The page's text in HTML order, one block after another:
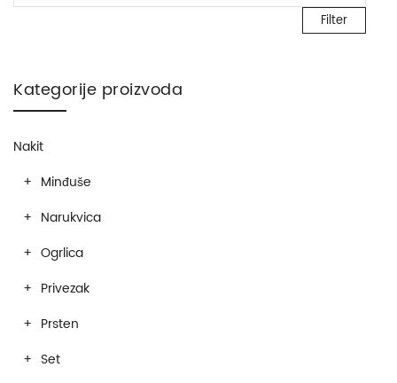
Filter
Kategorije proizvoda
Nakit
Minđuše
Narukvica
Ogrlica
Privezak
Prsten
Set